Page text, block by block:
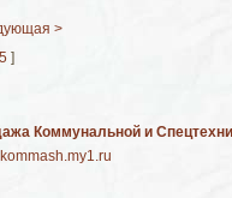
>
]
Коммунальной и